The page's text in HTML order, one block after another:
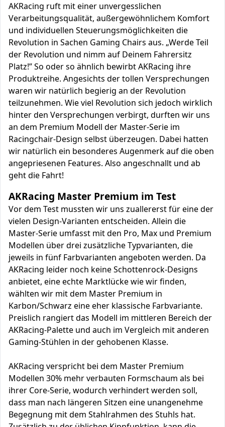
AKRacing ruft mit einer unvergesslichen
Verarbeitungsqualität, außergewöhnlichem Komfort
und individuellen Steuerungsmöglichkeiten die
Revolution in Sachen Gaming Chairs aus. „Werde Teil
der Revolution und nimm auf Deinem Fahrersitz
Platz!” So oder so ähnlich bewirbt AKRacing ihre
Produktreihe. Angesichts der tollen Versprechungen
waren wir natürlich begierig an der Revolution
teilzunehmen. Wie viel Revolution sich jedoch wirklich
hinter den Versprechungen verbirgt, durften wir uns
an dem Premium Modell der Master-Serie im
Racingchair-Design selbst überzeugen. Dabei hatten
wir natürlich ein besonderes Augenmerk auf die oben
angepriesenen Features. Also angeschnallt und ab
geht die Fahrt!
AKRacing Master Premium im Test
Vor dem Test mussten wir uns zuallererst für eine der
vielen Design-Varianten entscheiden. Allein die
Master-Serie umfasst mit den Pro, Max und Premium
Modellen über drei zusätzliche Typvarianten, die
jeweils in fünf Farbvarianten angeboten werden. Da
AKRacing leider noch keine Schottenrock-Designs
anbietet, eine echte Marktlücke wie wir finden,
wählten wir mit dem Master Premium in
Karbon/Schwarz eine eher klassische Farbvariante.
Preislich rangiert das Modell im mittleren Bereich der
AKRacing-Palette und auch im Vergleich mit anderen
Gaming-Stühlen in der gehobenen Klasse.
AKRacing verspricht bei dem Master Premium
Modellen 30% mehr verbauten Formschaum als bei
ihrer Core-Serie, wodurch verhindert werden soll,
dass man nach längeren Sitzen eine unangenehme
Begegnung mit dem Stahlrahmen des Stuhls hat.